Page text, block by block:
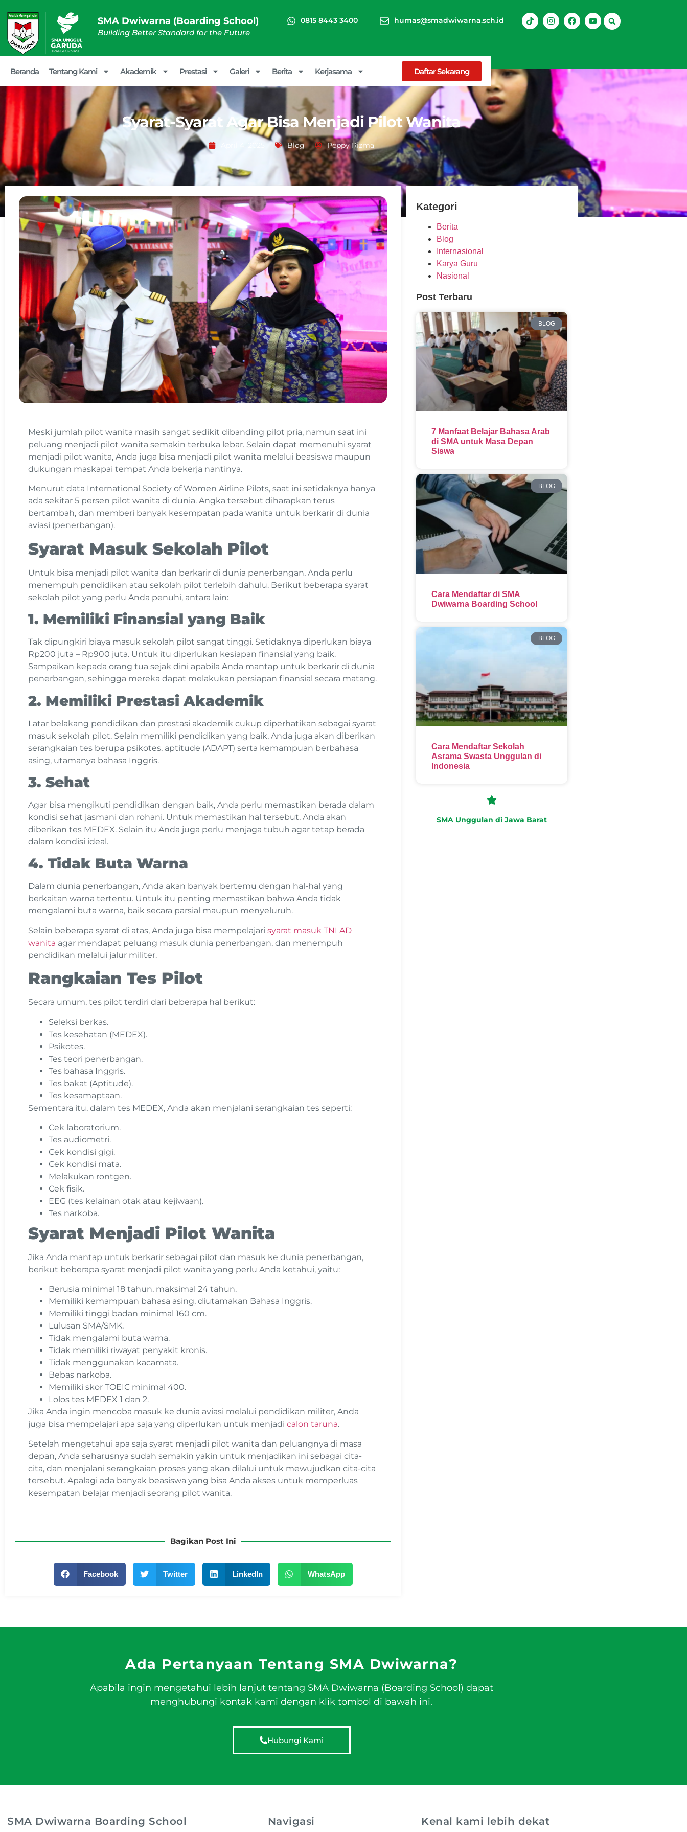
SMA Dwiwarna (Boarding School)
Building Better Standard for the Future
0815 8443 3400 humas@smadwiwarna.sch.id
Beranda Tentang Kami Akademik Prestasi Galeri Berita Kerjasama Daftar Sekarang
Syarat-Syarat Agar Bisa Menjadi Pilot Wanita
Blog Peppy Rizma
Meski jumlah pilot wanita masih sangat sedikit dibanding pilot pria, namun saat ini
peluang menjadi pilot wanita semakin terbuka lebar. Selain dapat memenuhi syarat
menjadi pilot wanita, Anda juga bisa menjadi pilot wanita melalui beasiswa maupun
dukungan maskapai tempat Anda bekerja nantinya.
Menurut data International Society of Women Airline Pilots, saat ini setidaknya hanya
ada sekitar 5 persen pilot wanita di dunia. Angka tersebut diharapkan terus
bertambah, dan memberi banyak kesempatan pada wanita untuk berkarir di dunia
aviasi (penerbangan).
Syarat Masuk Sekolah Pilot
Untuk bisa menjadi pilot wanita dan berkarir di dunia penerbangan, Anda perlu
menempuh pendidikan atau sekolah pilot terlebih dahulu. Berikut beberapa syarat
sekolah pilot yang perlu Anda penuhi, antara lain:
1. Memiliki Finansial yang Baik
Tak dipungkiri biaya masuk sekolah pilot sangat tinggi. Setidaknya diperlukan biaya
Rp200 juta – Rp900 juta. Untuk itu diperlukan kesiapan finansial yang baik.
Sampaikan kepada orang tua sejak dini apabila Anda mantap untuk berkarir di dunia
penerbangan, sehingga mereka dapat melakukan persiapan finansial secara matang.
2. Memiliki Prestasi Akademik
Latar belakang pendidikan dan prestasi akademik cukup diperhatikan sebagai syarat
masuk sekolah pilot. Selain memiliki pendidikan yang baik, Anda juga akan diberikan
serangkaian tes berupa psikotes, aptitude (ADAPT) serta kemampuan berbahasa
asing, utamanya bahasa Inggris.
3. Sehat
Agar bisa mengikuti pendidikan dengan baik, Anda perlu memastikan berada dalam
kondisi sehat jasmani dan rohani. Untuk memastikan hal tersebut, Anda akan
diberikan tes MEDEX. Selain itu Anda juga perlu menjaga tubuh agar tetap berada
dalam kondisi ideal.
4. Tidak Buta Warna
Dalam dunia penerbangan, Anda akan banyak bertemu dengan hal-hal yang
berkaitan warna tertentu. Untuk itu penting memastikan bahwa Anda tidak
mengalami buta warna, baik secara parsial maupun menyeluruh.
Selain beberapa syarat di atas, Anda juga bisa mempelajari syarat masuk TNI AD
wanita agar mendapat peluang masuk dunia penerbangan, dan menempuh
pendidikan melalui jalur militer.
Rangkaian Tes Pilot
Secara umum, tes pilot terdiri dari beberapa hal berikut:
Seleksi berkas.
Tes kesehatan (MEDEX).
Psikotes.
Tes teori penerbangan.
Tes bahasa Inggris.
Tes bakat (Aptitude).
Tes kesamaptaan.
Sementara itu, dalam tes MEDEX, Anda akan menjalani serangkaian tes seperti:
Cek laboratorium.
Tes audiometri.
Cek kondisi gigi.
Cek kondisi mata.
Melakukan rontgen.
Cek fisik.
EEG (tes kelainan otak atau kejiwaan).
Tes narkoba.
Syarat Menjadi Pilot Wanita
Jika Anda mantap untuk berkarir sebagai pilot dan masuk ke dunia penerbangan,
berikut beberapa syarat menjadi pilot wanita yang perlu Anda ketahui, yaitu:
Berusia minimal 18 tahun, maksimal 24 tahun.
Memiliki kemampuan bahasa asing, diutamakan Bahasa Inggris.
Memiliki tinggi badan minimal 160 cm.
Lulusan SMA/SMK.
Tidak mengalami buta warna.
Tidak memiliki riwayat penyakit kronis.
Tidak menggunakan kacamata.
Bebas narkoba.
Memiliki skor TOEIC minimal 400.
Lolos tes MEDEX 1 dan 2.
Jika Anda ingin mencoba masuk ke dunia aviasi melalui pendidikan militer, Anda
juga bisa mempelajari apa saja yang diperlukan untuk menjadi calon taruna.
Setelah mengetahui apa saja syarat menjadi pilot wanita dan peluangnya di masa
depan, Anda seharusnya sudah semakin yakin untuk menjadikan ini sebagai cita-
cita, dan menjalani serangkaian proses yang akan dilalui untuk mewujudkan cita-cita
tersebut. Apalagi ada banyak beasiswa yang bisa Anda akses untuk memperluas
kesempatan belajar menjadi seorang pilot wanita.
Bagikan Post Ini
Facebook Twitter LinkedIn WhatsApp
Kategori
Berita
Blog
Internasional
Karya Guru
Nasional
Post Terbaru
BLOG
7 Manfaat Belajar Bahasa Arab
di SMA untuk Masa Depan
Siswa
BLOG
Cara Mendaftar di SMA
Dwiwarna Boarding School
BLOG
Cara Mendaftar Sekolah
Asrama Swasta Unggulan di
Indonesia
SMA Unggulan di Jawa Barat
Ada Pertanyaan Tentang SMA Dwiwarna?
Apabila ingin mengetahui lebih lanjut tentang SMA Dwiwarna (Boarding School) dapat
menghubungi kontak kami dengan klik tombol di bawah ini.
Hubungi Kami
SMA Dwiwarna Boarding School Navigasi Kenal kami lebih dekat